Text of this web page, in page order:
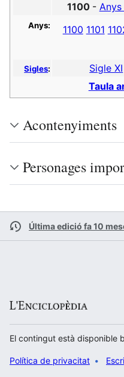
1100 - Anys
Anys: 1100 1101
Sigles: Sigle XI
Taula
Acontenyiments
Personages
Última edició fa 10
El contingut està disponible
Política de privacitat